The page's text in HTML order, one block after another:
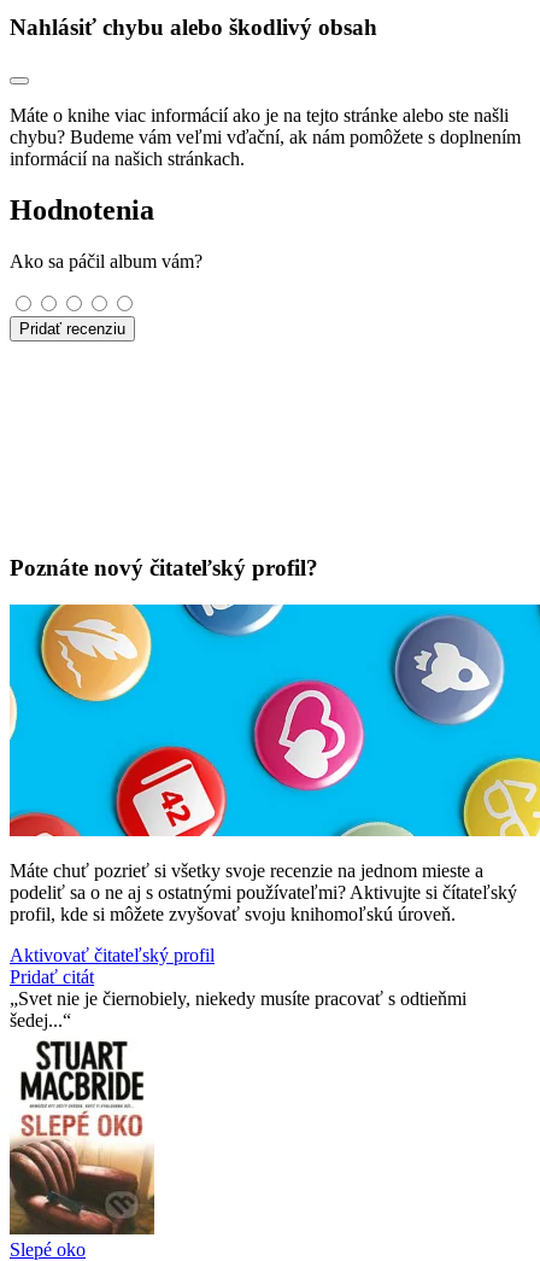
Nahlásiť chybu alebo škodlivý obsah
Máte o knihe viac informácií ako je na tejto stránke alebo ste našli
chybu? Budeme vám veľmi vďační, ak nám pomôžete s doplnením
informácií na našich stránkach.
Hodnotenia
Ako sa páčil album vám?
Pridať recenziu
Poznáte nový čitateľský profil?
Máte chuť pozrieť si všetky svoje recenzie na jednom mieste a
podeliť sa o ne aj s ostatnými používateľmi? Aktivujte si čítateľský
profil, kde si môžete zvyšovať svoju knihomoľskú úroveň.
Aktivovať čitateľský profil
Pridať citát
Svet nie je čiernobiely, niekedy musíte pracovať s odtieňmi
šedej...
Slepé oko